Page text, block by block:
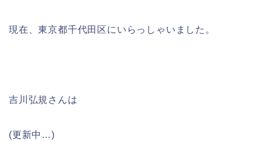
現在、東京都千代田区にいらっしゃいました。
吉川弘規さんは
(更新中…)